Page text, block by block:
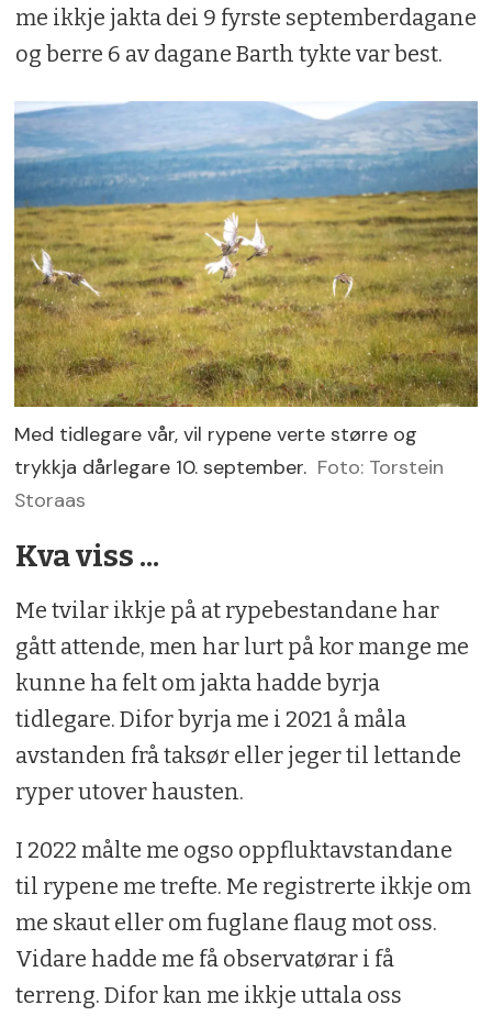
me ikkje jakta dei 9 fyrste septemberdagane
og berre 6 av dagane Barth tykte var best.
Med tidlegare vår, vil rypene verte større og
trykkja dårlegare 10. september. Foto: Torstein
Storaas
Kva viss ...
Me tvilar ikkje på at rypebestandane har
gått attende, men har lurt på kor mange me
kunne ha felt om jakta hadde byrja
tidlegare. Difor byrja me i 2021 å måla
avstanden frå taksør eller jeger til lettande
ryper utover hausten.
I 2022 målte me ogso oppfluktavstandane
til rypene me trefte. Me registrerte ikkje om
me skaut eller om fuglane flaug mot oss.
Vidare hadde me få observatørar i få
terreng. Difor kan me ikkje uttala oss